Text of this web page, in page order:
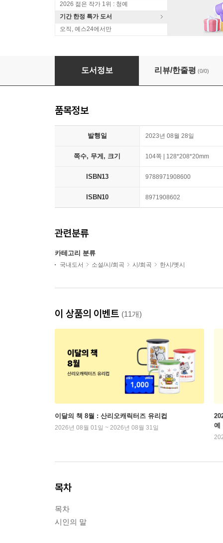
2026 젊은 작가 1위 : 청예
기간 한정 특가 도서
오직, 예스24에서만
바람 올을 짜다
도서정보 리뷰/한줄평 (0/0)
품목정보
발행일 2023년 08월 28일
쪽수, 무게, 크기 104쪽 | 128*208*20mm
ISBN13 9788971908600
ISBN10 8971908602
관련분류
카테고리 분류
국내도서 소설/시/희곡 시/희곡 한시/옛시
이 상품의 이벤트 (11개)
이달의 책 8월 : 산리오캐릭터즈 유리컵
2026년 08월 01일 ~ 2026년 08월 31일
예
목차
목차
시인의 말